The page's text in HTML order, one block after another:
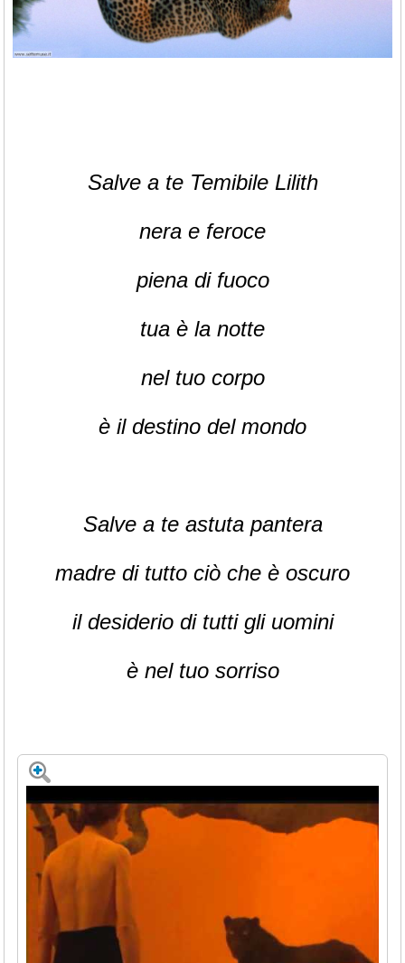
Salve a te Temibile Lilith
nera e feroce
piena di fuoco
tua è la notte
nel tuo corpo
è il destino del mondo
Salve a te astuta pantera
madre di tutto ciò che è oscuro
il desiderio di tutti gli uomini
è nel tuo sorriso